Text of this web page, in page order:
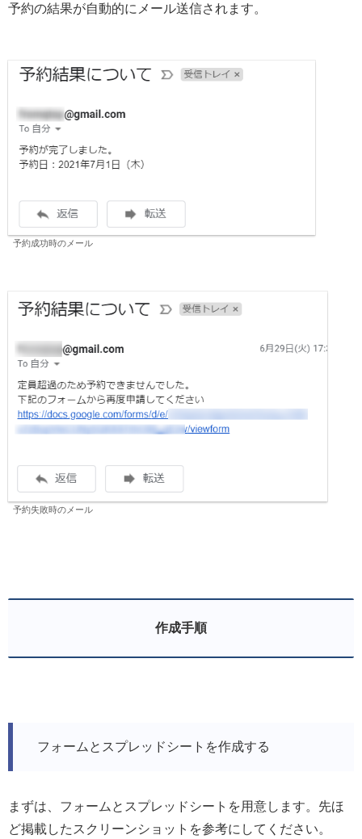
予約の結果が自動的にメール送信されます。
予約成功時のメール
予約失敗時のメール
作成手順
フォームとスプレッドシートを作成する
まずは、フォームとスプレッドシートを用意します。先ほ
ど掲載したスクリーンショットを参考にしてください。